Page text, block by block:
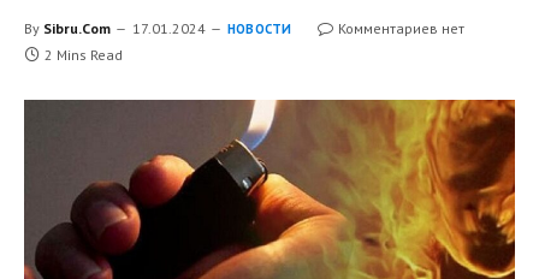
By Sibru.Com 17.01.2024 НОВОСТИ
Комментариев нет
2 Mins Read